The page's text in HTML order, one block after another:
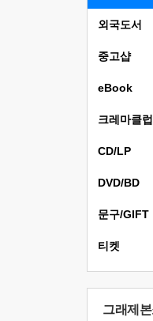
외국도서
중고샵
eBook
크레마클럽
CD/LP
DVD/BD
문구/GIFT
티켓
그래제